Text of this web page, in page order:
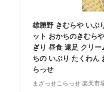
雄勝野 きむらや いぶ
ット おかちのきむら
ぎり 昼食 遠足 クリ
ちの いぶり たくわん
らっせ
まざっせこらっせ 楽天市